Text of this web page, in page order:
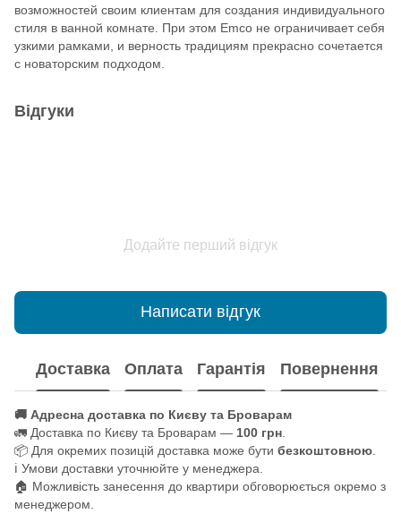
возможностей своим клиентам для создания индивидуального
стиля в ванной комнате. При этом Emco не ограничивает себя
узкими рамками, и верность традициям прекрасно сочетается
с новаторским подходом.
Відгуки
Додайте перший відгук
Написати відгук
Доставка Оплата Гарантія Повернення
🚚 Адресна доставка по Києву та Броварам
🚛 Доставка по Києву та Броварам — 100 грн
📦 Для окремих позицій доставка може бути безкоштовною
ℹ️ Умови доставки уточнюйте у менеджера.
🏠 Можливість занесення до квартири обговорюється окремо з
менеджером.